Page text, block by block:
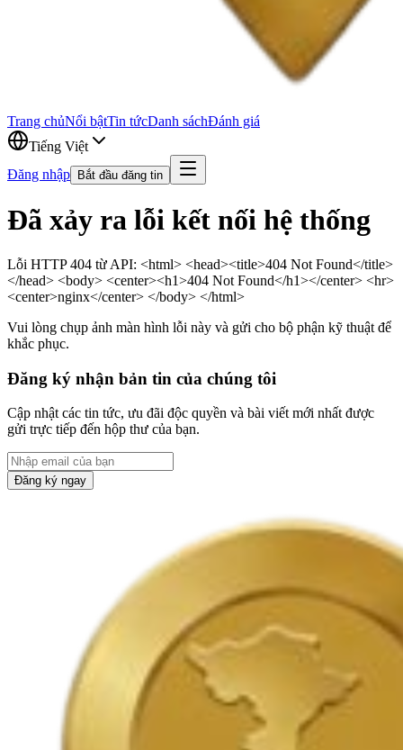
Trang chủNổi bậtTin tứcDanh sáchĐánh giá
Tiếng Việt
Đăng nhập
Bắt đầu đăng tin
Đã xảy ra lỗi kết nối hệ thống
Lỗi HTTP 404 từ API: <html> <head><title>404 Not Found</title>
</head> <body> <center><h1>404 Not Found</h1></center> <hr>
<center>nginx</center> </body> </html>
Vui lòng chụp ảnh màn hình lỗi này và gửi cho bộ phận kỹ thuật để
khắc phục.
Đăng ký nhận bản tin của chúng tôi
Cập nhật các tin tức, ưu đãi độc quyền và bài viết mới nhất được
gửi trực tiếp đến hộp thư của bạn.
Đăng ký ngay